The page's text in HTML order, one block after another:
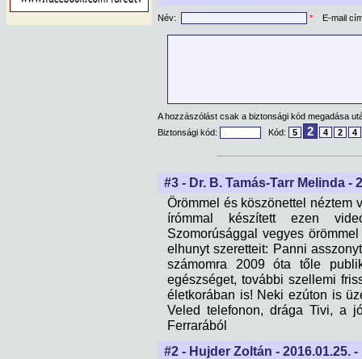
Név: * E-mail
A hozzászólást csak a biztonsági kód megadása
Biztonsági kód:
Kód: 5 2 4 2 4
#3 - Dr. B. Tamás-Tarr Melinda -
Örömmel és köszönettel néztem
írómmal készített ezen
Szomorúsággal vegyes
elhunyt szeretteit: Panni
számomra 2009 óta tőle
egészséget, további szellemi
életkorában is! Neki ezúton is
Veled telefonon, drága Tivi, a
Ferrarából
#2 - Hujder Zoltán - 2016.01.25. -